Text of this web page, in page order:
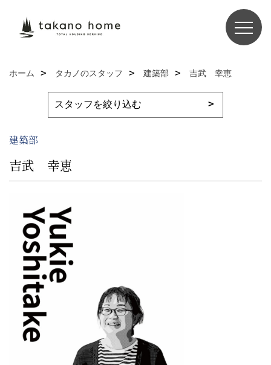
ホーム タカノのスタッフ 建築部 吉武 幸恵
建築部
吉武 幸恵